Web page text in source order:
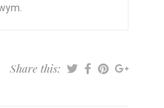
Share this: